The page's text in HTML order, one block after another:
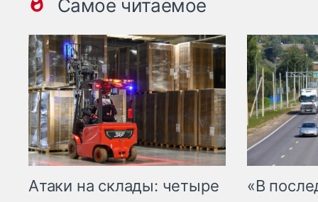
Самое читаемое
Атаки на склады: четыре
«В